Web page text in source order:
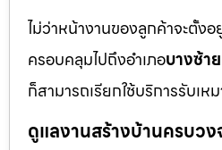
ไม่ว่าหน้างานของลูกค้าจะตั้ง
ครอบคลุมไปถึงอำเภอบางซ้า
ก็สามารถเรียกใช้บริการรับเห
ดูแลงานสร้างบ้านครบว